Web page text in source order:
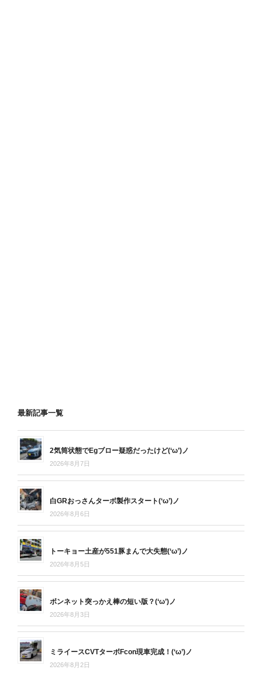
最新記事一覧
2気筒状態でEgブロー疑惑だったけど(‘ω’)ノ
2026年8月7日
白GRおっさんターボ製作スタート(‘ω’)ノ
2026年8月6日
トーキョー土産が551豚まんで大失態(‘ω’)ノ
2026年8月5日
ボンネット突っかえ棒の短い版？(‘ω’)ノ
2026年8月3日
ミライースCVTターボFcon現車完成！(‘ω’)ノ
2026年8月2日